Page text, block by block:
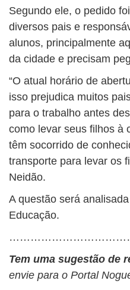
Segundo ele, o pedido
diversos pais e
alunos, principalmente
da cidade e precisam
“O atual horário de
isso prejudica muitos
para o trabalho antes
como levar seus filhos à
têm socorrido de
transporte para levar os
Neidão.
A questão será
Educação.
Tem uma sugestão de
envie para o Portal